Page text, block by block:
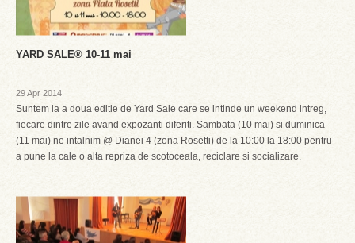
YARD SALE® 10-11 mai
29 Apr 2014
Suntem la a doua editie de Yard Sale care se intinde un weekend intreg,
fiecare dintre zile avand expozanti diferiti. Sambata (10 mai) si duminica
(11 mai) ne intalnim @ Dianei 4 (zona Rosetti) de la 10:00 la 18:00 pentru
a pune la cale o alta repriza de scotoceala, reciclare si socializare.